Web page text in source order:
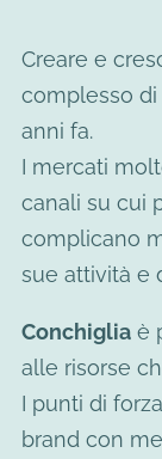
Creare e
complesso
anni fa.
I mercati
canali su cui
complicano
sue attività e
Conchigliaè
alle risorse
I punti di
brand con